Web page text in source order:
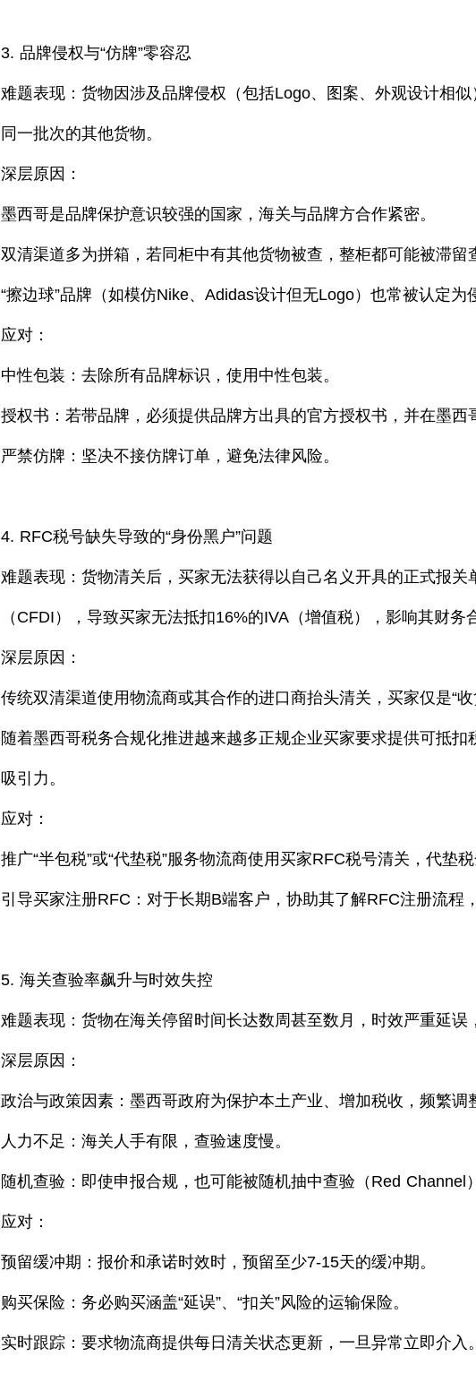
3. 品牌侵权与“仿牌”零容忍
难题表现：货物因涉及品牌侵权（包括Logo、图案、外观设计相
同一批次的其他货物。
深层原因：
墨西哥是品牌保护意识较强的国家，海关与品牌方合作紧密。
双清渠道多为拼箱，若同柜中有其他货物被查，整柜都可能被滞留
“擦边球”品牌（如模仿Nike、Adidas设计但无Logo）也常被认定为
应对：
中性包装：去除所有品牌标识，使用中性包装。
授权书：若带品牌，必须提供品牌方出具的官方授权书，并在墨西
严禁仿牌：坚决不接仿牌订单，避免法律风险。
4. RFC税号缺失导致的“身份黑户”问题
难题表现：货物清关后，买家无法获得以自己名义开具的正式报关
（CFDI），导致买家无法抵扣16%的IVA（增值税），影响其财务
深层原因：
传统双清渠道使用物流商或其合作的进口商抬头清关，买家仅是“收
随着墨西哥税务合规化推进越来越多正规企业买家要求提供可抵
吸引力。
应对：
推广“半包税”或“代垫税”服务物流商使用买家RFC税号清关，代垫
引导买家注册RFC：对于长期B端客户，协助其了解RFC注册流程
5. 海关查验率飙升与时效失控
难题表现：货物在海关停留时间长达数周甚至数月，时效严重延误
深层原因：
政治与政策因素：墨西哥政府为保护本土产业、增加税收，频繁调
人力不足：海关人手有限，查验速度慢。
随机查验：即使申报合规，也可能被随机抽中查验（Red Channel
应对：
预留缓冲期：报价和承诺时效时，预留至少7-15天的缓冲期。
购买保险：务必购买涵盖“延误”、“扣关”风险的运输保险。
实时跟踪：要求物流商提供每日清关状态更新，一旦异常立即介入。